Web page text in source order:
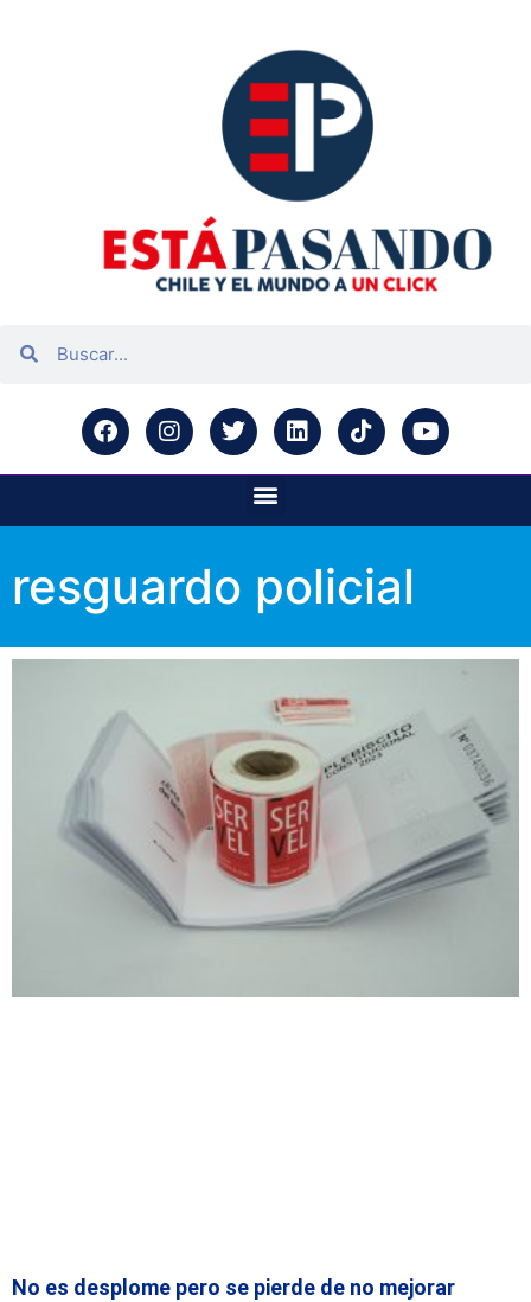
resguardo policial
No es desplome pero se pierde de no mejorar